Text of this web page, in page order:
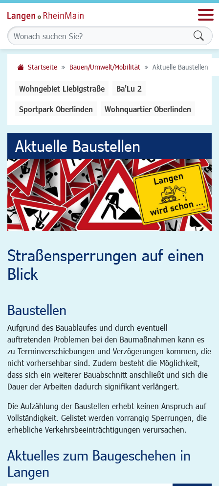
Startseite Bauen/Umwelt/Mobilität Aktuelle Baustellen
Wohngebiet Liebigstraße Ba'Lu 2
Sportpark Oberlinden Wohnquartier Oberlinden
Aktuelle Baustellen
Straßensperrungen auf einen
Blick
Baustellen
Aufgrund des Bauablaufes und durch eventuell
auftretenden Problemen bei den Baumaßnahmen kann es
zu Terminverschiebungen und Verzögerungen kommen, die
nicht vorhersehbar sind. Zudem besteht die Möglichkeit,
dass sich ein weiterer Bauabschnitt anschließt und sich die
Dauer der Arbeiten dadurch signifikant verlängert.
Die Aufzählung der Baustellen erhebt keinen Anspruch auf
Vollständigkeit. Gelistet werden vorrangig Sperrungen, die
erhebliche Verkehrsbeeinträchtigungen verursachen.
Aktuelles zum Baugeschehen in
Langen